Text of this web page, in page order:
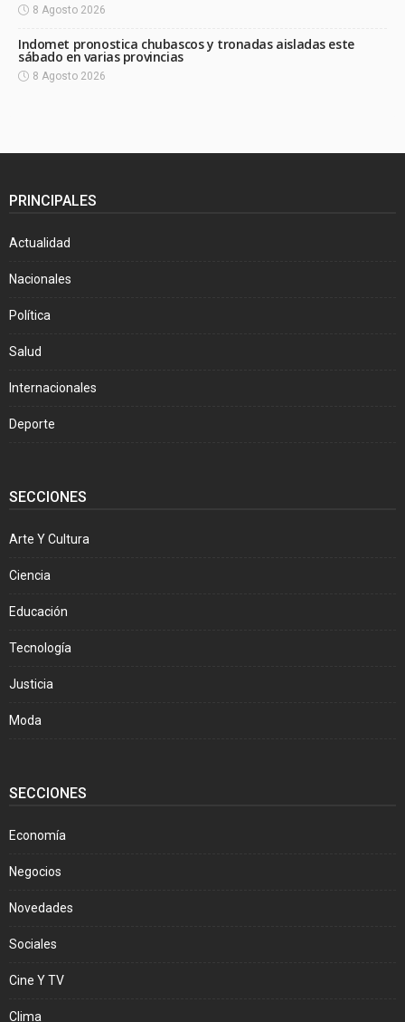
8 Agosto 2026
Indomet pronostica chubascos y tronadas aisladas este
sábado en varias provincias
8 Agosto 2026
PRINCIPALES
Actualidad
Nacionales
Política
Salud
Internacionales
Deporte
SECCIONES
Arte Y Cultura
Ciencia
Educación
Tecnología
Justicia
Moda
SECCIONES
Economía
Negocios
Novedades
Sociales
Cine Y TV
Clima